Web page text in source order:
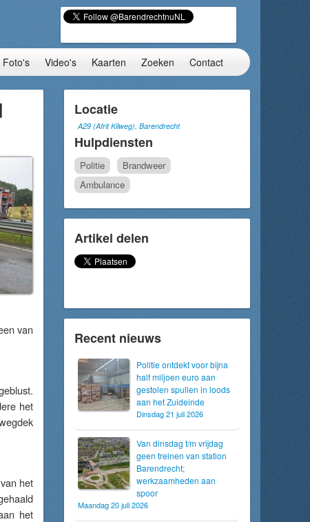
Foto's Video's Kaarten Zoeken Contact
van
het
het
het
Locatie
A29 (Afrit Kilweg), Barendrecht
Hulpdiensten
Politie
Brandweer
Ambulance
Artikel delen
Recent nieuws
Politie ontdekt voor bijna
half miljoen euro aan
gestolen spullen in loods
aan het Zuideinde
Dinsdag 21 juli 2026
Van dinsdag t/m vrijdag
geen treinen van station
Barendrecht;
werkzaamheden aan
spoor
Maandag 20 juli 2026